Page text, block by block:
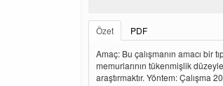
Özet
PDF
Amaç: Bu çalışmanın amacı bir
memurlarının tükenmişlik
araştırmaktır. Yöntem: Çalışma